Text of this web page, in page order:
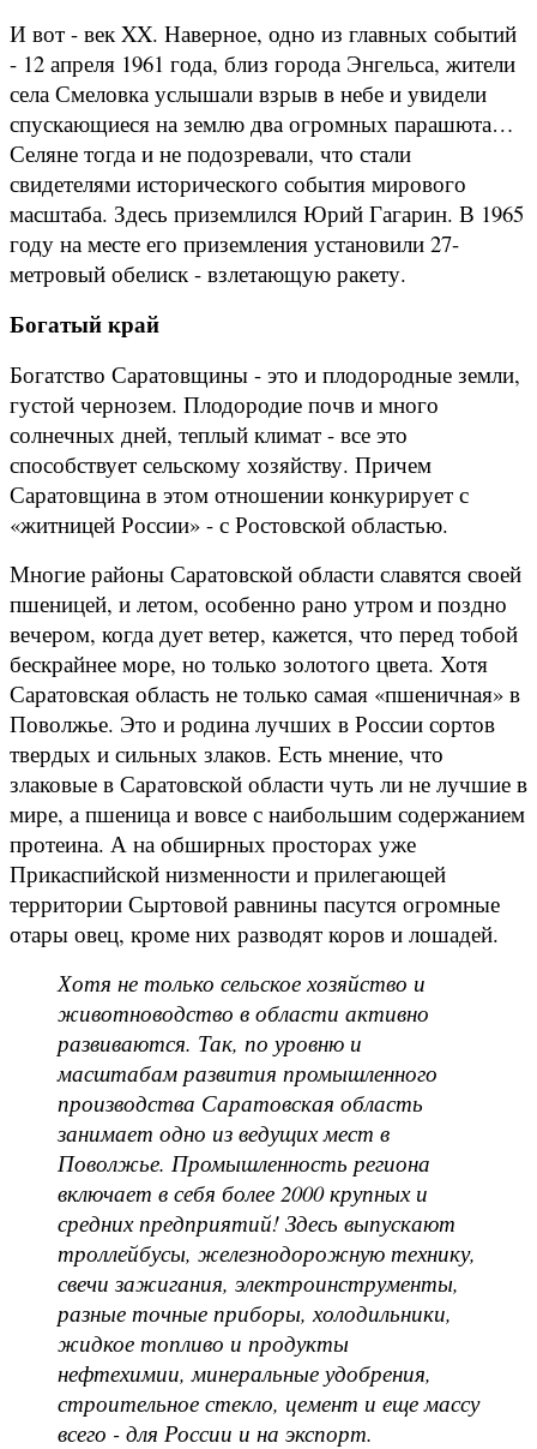
И вот - век XX. Наверное, одно из главных событий
- 12 апреля 1961 года, близ города Энгельса, жители
села Смеловка услышали взрыв в небе и увидели
спускающиеся на землю два огромных парашюта…
Селяне тогда и не подозревали, что стали
свидетелями исторического события мирового
масштаба. Здесь приземлился Юрий Гагарин. В 1965
году на месте его приземления установили 27-
метровый обелиск - взлетающую ракету.
Богатый край
Богатство Саратовщины - это и плодородные земли,
густой чернозем. Плодородие почв и много
солнечных дней, теплый климат - все это
способствует сельскому хозяйству. Причем
Саратовщина в этом отношении конкурирует с
«житницей России» - с Ростовской областью.
Многие районы Саратовской области славятся своей
пшеницей, и летом, особенно рано утром и поздно
вечером, когда дует ветер, кажется, что перед тобой
бескрайнее море, но только золотого цвета. Хотя
Саратовская область не только самая «пшеничная» в
Поволжье. Это и родина лучших в России сортов
твердых и сильных злаков. Есть мнение, что
злаковые в Саратовской области чуть ли не лучшие в
мире, а пшеница и вовсе с наибольшим содержанием
протеина. А на обширных просторах уже
Прикаспийской низменности и прилегающей
территории Сыртовой равнины пасутся огромные
отары овец, кроме них разводят коров и лошадей.
Хотя не только сельское хозяйство и
животноводство в области активно
развиваются. Так, по уровню и
масштабам развития промышленного
производства Саратовская область
занимает одно из ведущих мест в
Поволжье. Промышленность региона
включает в себя более 2000 крупных и
средних предприятий! Здесь выпускают
троллейбусы, железнодорожную технику,
свечи зажигания, электроинструменты,
разные точные приборы, холодильники,
жидкое топливо и продукты
нефтехимии, минеральные удобрения,
строительное стекло, цемент и еще массу
всего - для России и на экспорт.